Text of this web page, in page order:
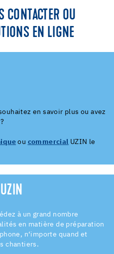
CONTACTER OU
EN LIGNE
en savoir plus ou avez
ou commercial UZIN le
à un grand nombre
en matière de préparation
n‘importe quand et
chantiers.